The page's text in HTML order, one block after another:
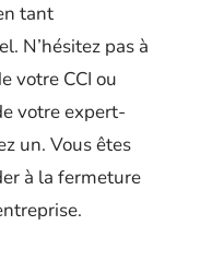
tant
N’hésitez pas à
votre CCI ou
votre expert-
un. Vous êtes
à la fermeture